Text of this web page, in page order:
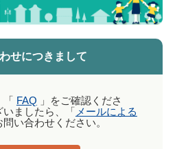
せにつきまして
「 FAQ 」をご確認くださ
ましたら、「 メールによる
い合わせください。